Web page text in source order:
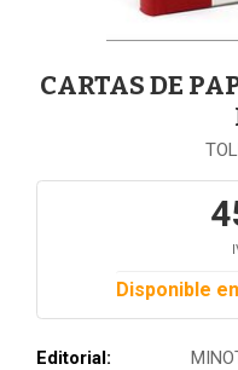
CARTAS DE
Disponible
Editorial: